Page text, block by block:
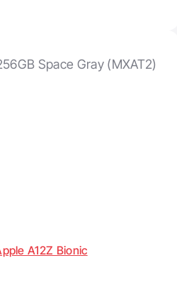
Space Gray (MXAT2)
A12Z Bionic